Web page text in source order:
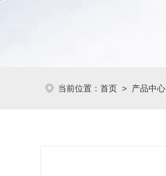
当前位置： 首页 > 产品中心